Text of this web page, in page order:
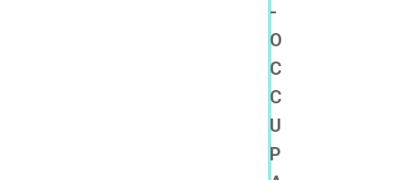
-
O
C
C
U
P